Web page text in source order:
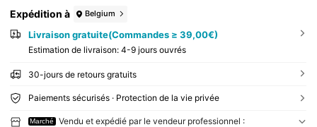
Expédition à Belgium
Livraison gratuite(Commandes ≥ 39,00€)
Estimation de livraison: 4-9 jours ouvrés
30-jours de retours gratuits
Paiements sécurisés · Protection de la vie privée
Marché
Vendu et expédié par le vendeur professionnel :